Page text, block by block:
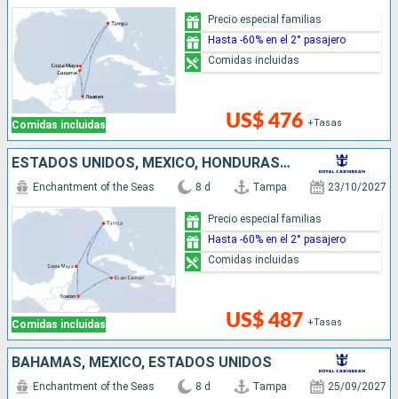
Comidas incluidas US$ 476 +Tasas
Precio especial familias
Hasta -60% en el 2° pasajero
Comidas incluidas
ESTADOS UNIDOS, MÉXICO, HONDURAS, ISLAS CAIMÁN
Comidas incluidas
Enchantment of the Seas 8 d Tampa 23/10/2027
US$ 487 +Tasas
Precio especial familias
Hasta -60% en el 2° pasajero
Comidas incluidas
BAHAMAS, MÉXICO, ESTADOS UNIDOS
Enchantment of the Seas 8 d Tampa 25/09/2027